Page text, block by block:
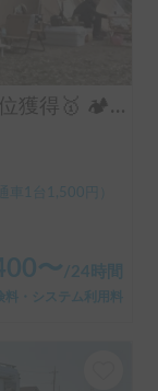
2年連続全国シェアランキング1位獲得🥇 🏕️フル装備のキャンピングカーで快適な家族旅行をお楽しみ下さい😆
車1台1,500円）
〜 /24時間
料・システム利用料